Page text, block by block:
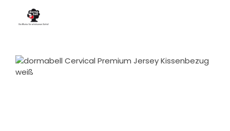
Bildergalerie überspringen